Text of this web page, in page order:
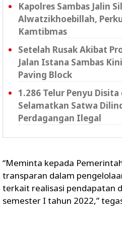
Kapolres Sambas Jalin
Alwatzikhoebillah,
Kamtibmas
Setelah Rusak Akibat
Jalan Istana Sambas
Paving Block
1.286 Telur Penyu
Selamatkan Satwa
Perdagangan Ilegal
“Meminta kepada
transparan dalam
terkait realisasi pendapatan
semester I tahun 2022,”